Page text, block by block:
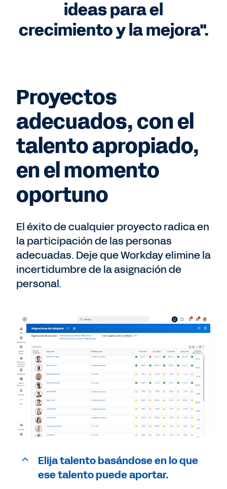
ideas para el
crecimiento y la mejora".
Proyectos
adecuados, con el
talento apropiado,
en el momento
oportuno
El éxito de cualquier proyecto radica en
la participación de las personas
adecuadas. Deje que Workday elimine la
incertidumbre de la asignación de
personal.
Elija talento basándose en lo que
ese talento puede aportar.